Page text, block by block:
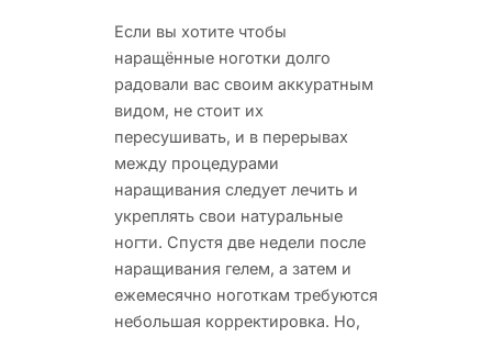
Если вы хотите чтобы
наращённые ноготки долго
радовали вас своим аккуратным
видом, не стоит их
пересушивать, и в перерывах
между процедурами
наращивания следует лечить и
укреплять свои натуральные
ногти. Спустя две недели после
наращивания гелем, а затем и
ежемесячно ноготкам требуются
небольшая корректировка. Но,